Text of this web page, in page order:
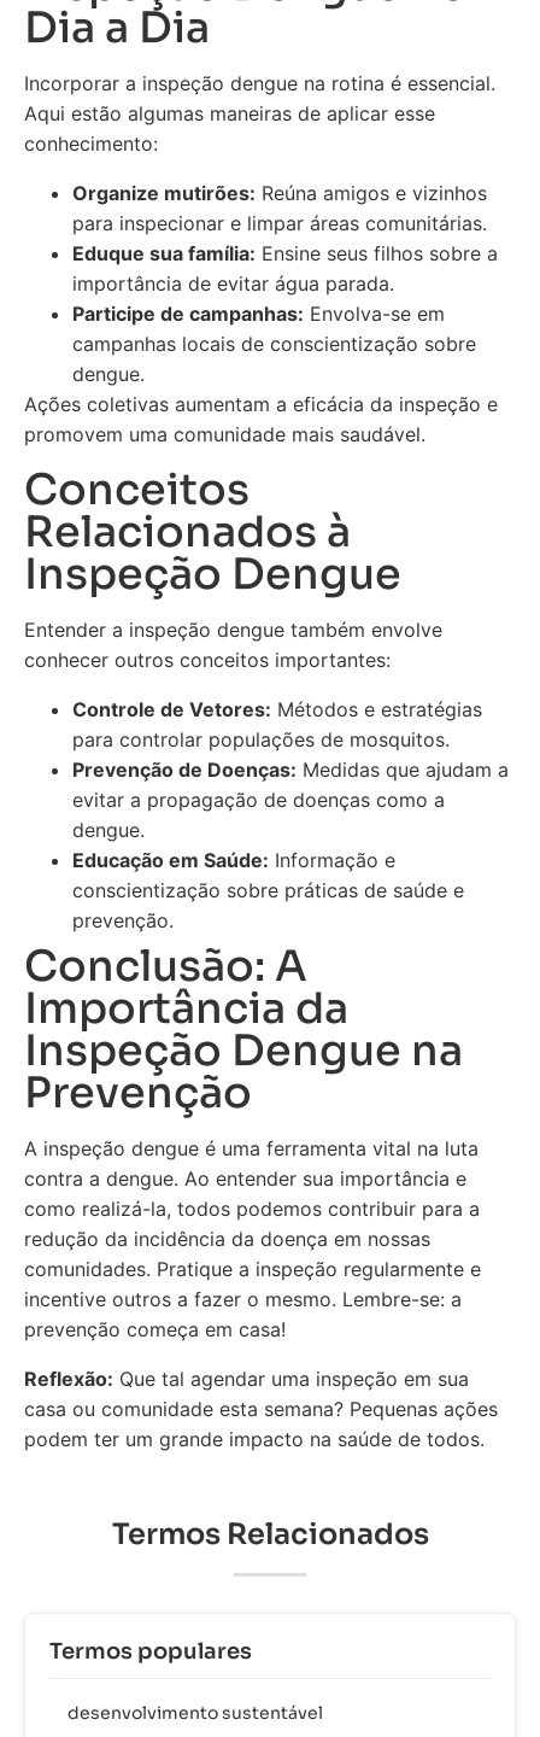
Dia a Dia
Incorporar a inspeção dengue na rotina é essencial.
Aqui estão algumas maneiras de aplicar esse
conhecimento:
Organize mutirões: Reúna amigos e vizinhos
para inspecionar e limpar áreas comunitárias.
Eduque sua família: Ensine seus filhos sobre a
importância de evitar água parada.
Participe de campanhas: Envolva-se em
campanhas locais de conscientização sobre
dengue.
Ações coletivas aumentam a eficácia da inspeção e
promovem uma comunidade mais saudável.
Conceitos
Relacionados à
Inspeção Dengue
Entender a inspeção dengue também envolve
conhecer outros conceitos importantes:
Controle de Vetores: Métodos e estratégias
para controlar populações de mosquitos.
Prevenção de Doenças: Medidas que ajudam a
evitar a propagação de doenças como a
dengue.
Educação em Saúde: Informação e
conscientização sobre práticas de saúde e
prevenção.
Conclusão: A
Importância da
Inspeção Dengue na
Prevenção
A inspeção dengue é uma ferramenta vital na luta
contra a dengue. Ao entender sua importância e
como realizá-la, todos podemos contribuir para a
redução da incidência da doença em nossas
comunidades. Pratique a inspeção regularmente e
incentive outros a fazer o mesmo. Lembre-se: a
prevenção começa em casa!
Reflexão: Que tal agendar uma inspeção em sua
casa ou comunidade esta semana? Pequenas ações
podem ter um grande impacto na saúde de todos.
Termos Relacionados
Termos populares
desenvolvimento sustentável